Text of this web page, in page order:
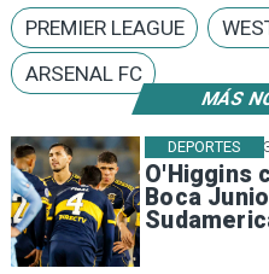
MÁS
O'Higgins
Boca
DEPORTES
PREMIER LEAGUE
ARSENAL FC